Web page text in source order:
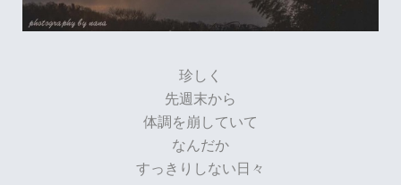
珍しく
先週末から
体調を崩していて
なんだか
すっきりしない日々